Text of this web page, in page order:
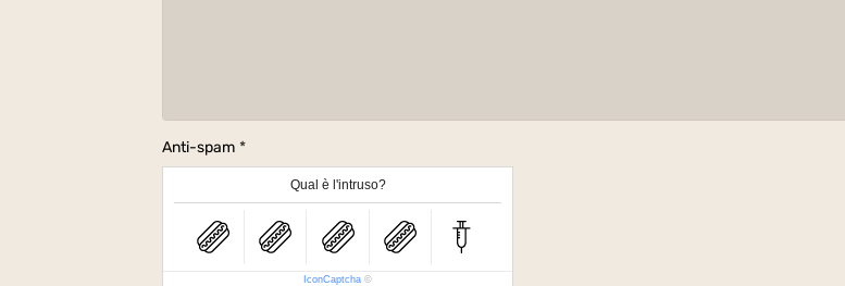
Anti-spam
Qual è l'intruso?
IconCaptcha ©